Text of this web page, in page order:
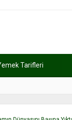
Tarifleri
hayatını kaybetti